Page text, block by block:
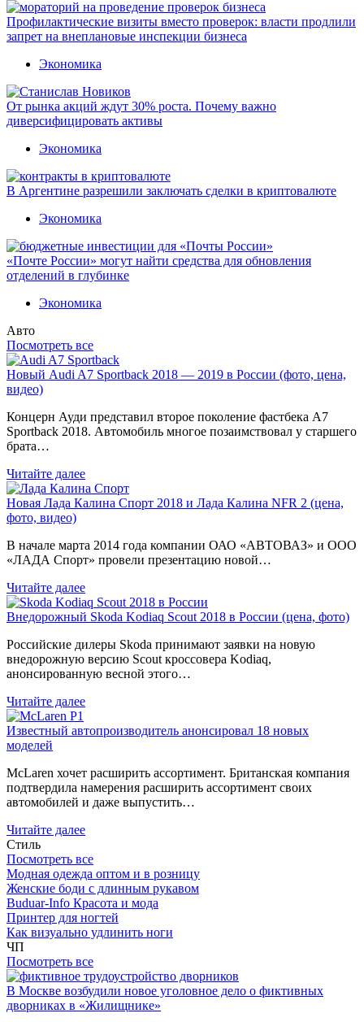
Профилактические визиты вместо проверок: власти продлили
запрет на внеплановые инспекции бизнеса
Экономика
От рынка акций ждут 30% роста. Почему важно
диверсифицировать активы
Экономика
В Аргентине разрешили заключать сделки в криптовалюте
Экономика
«Почте России» могут найти средства для обновления
отделений в глубинке
Экономика
Авто
Посмотреть все
Новый Audi A7 Sportback 2018 — 2019 в России (фото, цена,
видео)
Концерн Ауди представил второе поколение фастбека A7
Sportback 2018. Автомобиль многое позаимствовал у старшего
брата…
Читайте далее
Новая Лада Калина Спорт 2018 и Лада Калина NFR 2 (цена,
фото, видео)
В начале марта 2014 года компании ОАО «АВТОВАЗ» и ООО
«ЛАДА Спорт» провели презентацию новой…
Читайте далее
Внедорожный Skoda Kodiaq Scout 2018 в России (цена, фото)
Российские дилеры Skoda принимают заявки на новую
внедорожную версию Scout кроссовера Kodiaq,
анонсированную весной этого…
Читайте далее
Известный автопроизводитель анонсировал 18 новых
моделей
McLaren хочет расширить ассортимент. Британская компания
подтвердила намерения расширить ассортимент своих
автомобилей и даже выпустить…
Читайте далее
Стиль
Посмотреть все
Модная одежда оптом и в розницу
Женские боди с длинным рукавом
Buduar-Info Красота и мода
Принтер для ногтей
Как визуально удлинить ноги
ЧП
Посмотреть все
В Москве возбудили новое уголовное дело о фиктивных
дворниках в «Жилищнике»